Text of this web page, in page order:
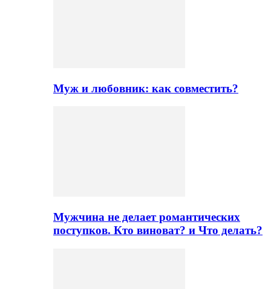
Муж и любовник: как совместить?
Мужчина не делает романтических
поступков. Кто виноват? и Что делать?